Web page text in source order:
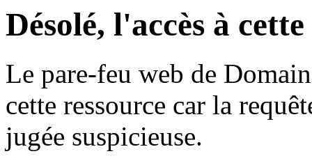
Désolé, l'accès à
Le pare-feu web de
cette ressource car la
jugée suspicieuse.